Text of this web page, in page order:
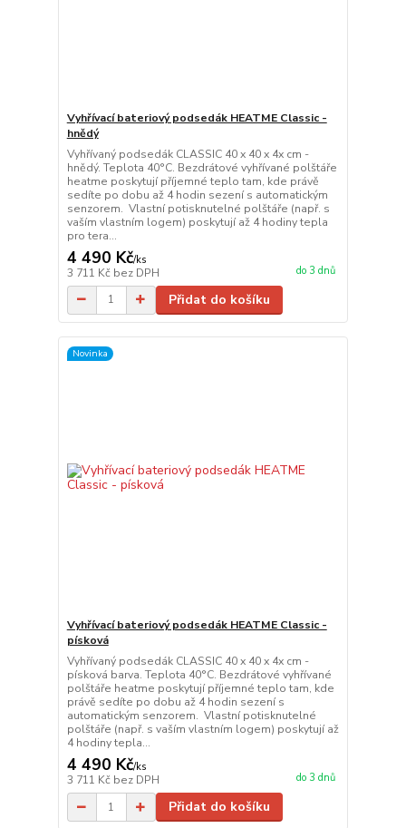
Vyhřívací bateriový podsedák HEATME Classic -
hnědý
Vyhřívaný podsedák CLASSIC 40 x 40 x 4x cm -
hnědý. Teplota 40°C. Bezdrátové vyhřívané polštáře
heatme poskytují příjemné teplo tam, kde právě
sedíte po dobu až 4 hodin sezení s automatickým
senzorem. Vlastní potisknutelné polštáře (např. s
vaším vlastním logem) poskytují až 4 hodiny tepla
pro tera...
4 490 Kč/ks
3 711 Kč bez DPH do 3 dnů
Přidat do košíku
Novinka
Vyhřívací bateriový podsedák HEATME Classic -
písková
Vyhřívaný podsedák CLASSIC 40 x 40 x 4x cm -
písková barva. Teplota 40°C. Bezdrátové vyhřívané
polštáře heatme poskytují příjemné teplo tam, kde
právě sedíte po dobu až 4 hodin sezení s
automatickým senzorem. Vlastní potisknutelné
polštáře (např. s vaším vlastním logem) poskytují až
4 hodiny tepla...
4 490 Kč/ks
3 711 Kč bez DPH do 3 dnů
Přidat do košíku